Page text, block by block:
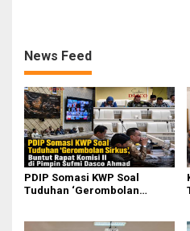
News Feed
PDIP Somasi KWP Soal
Tuduhan ‘Gerombolan